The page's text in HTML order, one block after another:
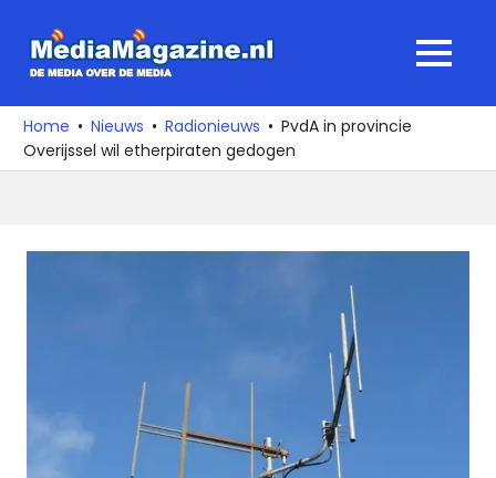
naar
media
over
de
MENU
Home Nieuws Radionieuws
PvdA in provincie
Overijssel wil etherpiraten gedogen